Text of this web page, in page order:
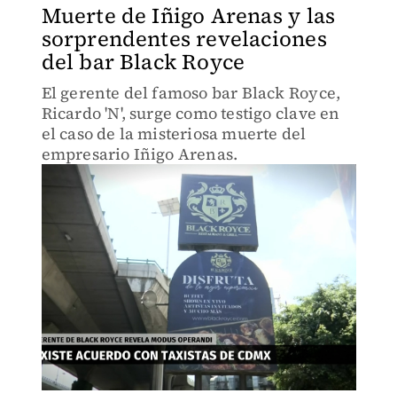
Muerte de Iñigo Arenas y las
sorprendentes revelaciones
del bar Black Royce
El gerente del famoso bar Black Royce,
Ricardo 'N', surge como testigo clave en
el caso de la misteriosa muerte del
empresario Iñigo Arenas.